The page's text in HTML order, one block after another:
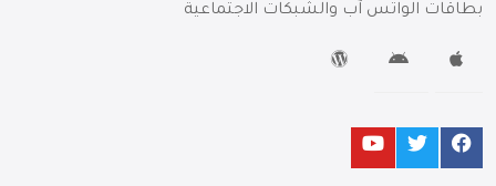
بطاقات الواتس آب والشبكات الاجتماعية